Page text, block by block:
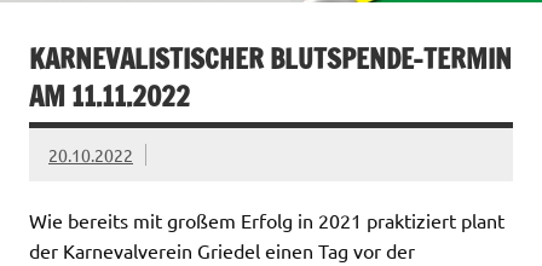
KARNEVALISTISCHER BLUTSPENDE-TERMIN
AM 11.11.2022
20.10.2022
Wie bereits mit großem Erfolg in 2021 praktiziert plant
der Karnevalverein Griedel einen Tag vor der